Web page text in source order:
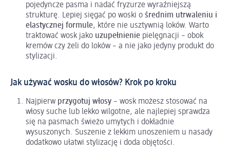
pojedyncze pasma i nadać fryzurze wyraźniejszą
strukturę. Lepiej sięgać po woski o średnim utrwaleniu i
elastycznej formule, które nie usztywnią loków. Warto
traktować wosk jako uzupełnienie pielęgnacji – obok
kremów czy żeli do loków – a nie jako jedyny produkt do
stylizacji.
Jak używać wosku do włosów? Krok po kroku
Najpierw przygotuj włosy – wosk możesz stosować na
włosy suche lub lekko wilgotne, ale najlepiej sprawdza
się na pasmach świeżo umytych i dokładnie
wysuszonych. Suszenie z lekkim unoszeniem u nasady
dodatkowo ułatwi stylizację i doda objętości.